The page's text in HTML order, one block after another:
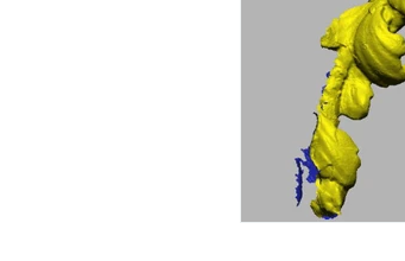
Architettura